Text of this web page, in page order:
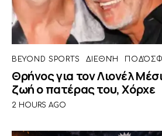
BEYOND SPORTS ΔΙΕΘΝΉ
Θρήνος για τον Λιονέλ
ζωή ο πατέρας του, Χόρχε
2 HOURS AGO